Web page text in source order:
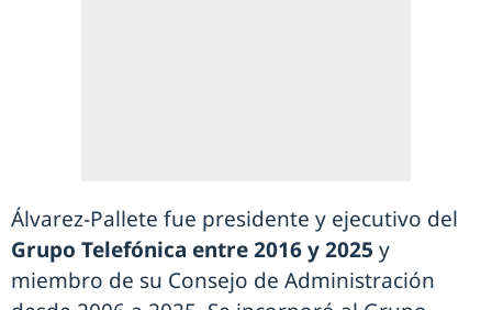
Álvarez-Pallete fue presidente y ejecutivo del
Grupo Telefónica entre 2016 y 2025 y
miembro de su Consejo de Administración